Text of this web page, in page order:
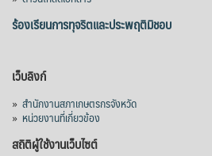
ร้องเรียนการทุจริตและประพฤติมิชอบ
เว็บลิงก์
» สำนักงานสภาเกษตรกรจังหวัด
» หน่วยงานที่เกี่ยวข้อง
สถิติผู้ใช้งานเว็บไซต์